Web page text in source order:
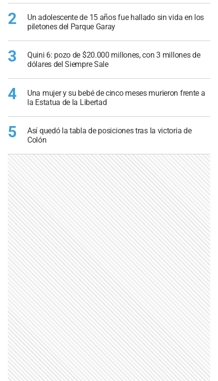
2
Un adolescente de 15 años fue hallado sin vida en los
piletones del Parque Garay
3
Quini 6: pozo de $20.000 millones, con 3 millones de
dólares del Siempre Sale
4
Una mujer y su bebé de cinco meses murieron frente a
la Estatua de la Libertad
5
Así quedó la tabla de posiciones tras la victoria de
Colón